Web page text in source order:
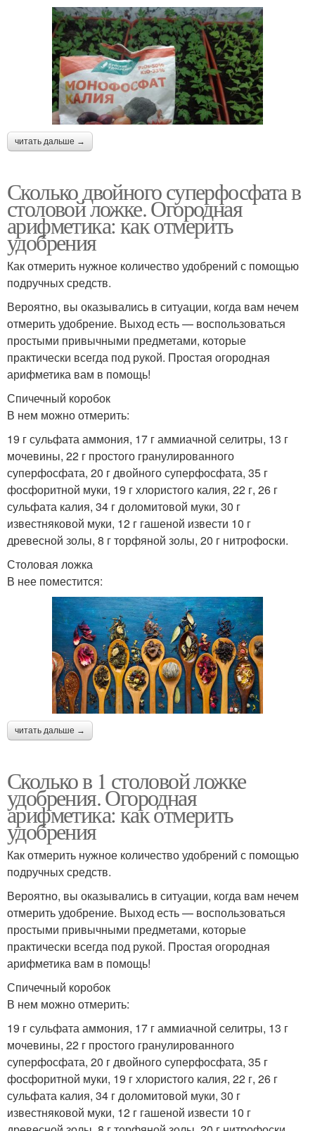
читать дальше →
Сколько двойного суперфосфата в
столовой ложке. Огородная
арифметика: как отмерить
удобрения
Как отмерить нужное количество удобрений с помощью
подручных средств.
Вероятно, вы оказывались в ситуации, когда вам нечем
отмерить удобрение. Выход есть — воспользоваться
простыми привычными предметами, которые
практически всегда под рукой. Простая огородная
арифметика вам в помощь!
Спичечный коробок
В нем можно отмерить:
19 г сульфата аммония, 17 г аммиачной селитры, 13 г
мочевины, 22 г простого гранулированного
суперфосфата, 20 г двойного суперфосфата, 35 г
фосфоритной муки, 19 г хлористого калия, 22 г, 26 г
сульфата калия, 34 г доломитовой муки, 30 г
известняковой муки, 12 г гашеной извести 10 г
древесной золы, 8 г торфяной золы, 20 г нитрофоски.
Столовая ложка
В нее поместится:
читать дальше →
Сколько в 1 столовой ложке
удобрения. Огородная
арифметика: как отмерить
удобрения
Как отмерить нужное количество удобрений с помощью
подручных средств.
Вероятно, вы оказывались в ситуации, когда вам нечем
отмерить удобрение. Выход есть — воспользоваться
простыми привычными предметами, которые
практически всегда под рукой. Простая огородная
арифметика вам в помощь!
Спичечный коробок
В нем можно отмерить:
19 г сульфата аммония, 17 г аммиачной селитры, 13 г
мочевины, 22 г простого гранулированного
суперфосфата, 20 г двойного суперфосфата, 35 г
фосфоритной муки, 19 г хлористого калия, 22 г, 26 г
сульфата калия, 34 г доломитовой муки, 30 г
известняковой муки, 12 г гашеной извести 10 г